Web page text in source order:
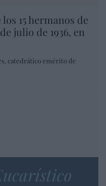
15 hermanos de
julio de 1936, en
catedrático emérito de